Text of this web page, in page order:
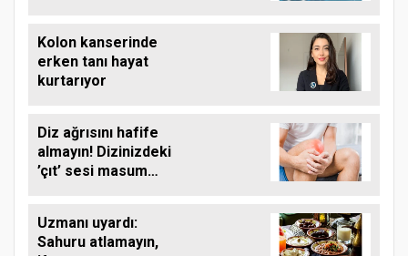
Kolon kanserinde
erken tanı hayat
kurtarıyor
Diz ağrısını hafife
almayın! Dizinizdeki
’çıt’ sesi masum
Uzmanı uyardı:
Sahuru atlamayın,